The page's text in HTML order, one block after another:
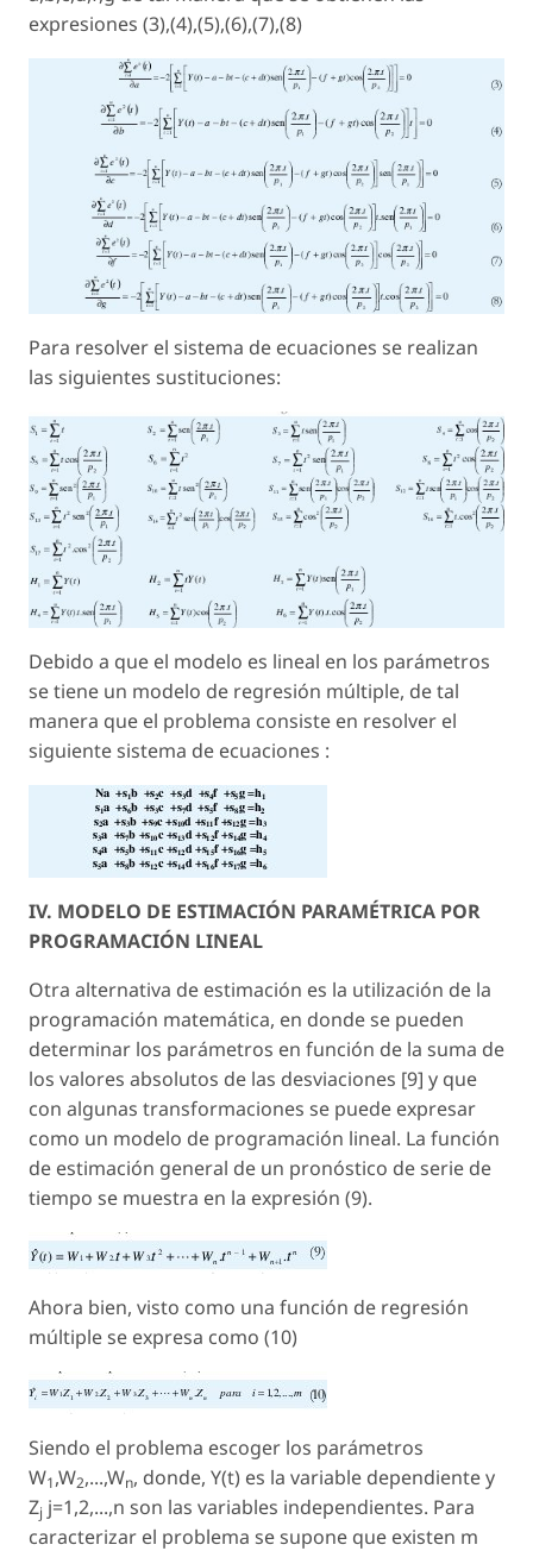
expresiones (3),(4),(5),(6),(7),(8)
Para resolver el sistema de ecuaciones se realizan
las siguientes sustituciones:
Debido a que el modelo es lineal en los parámetros
se tiene un modelo de regresión múltiple, de tal
manera que el problema consiste en resolver el
siguiente sistema de ecuaciones :
IV. MODELO DE ESTIMACIÓN PARAMÉTRICA POR
PROGRAMACIÓN LINEAL
Otra alternativa de estimación es la utilización de la
programación matemática, en donde se pueden
determinar los parámetros en función de la suma de
los valores absolutos de las desviaciones [9] y que
con algunas transformaciones se puede expresar
como un modelo de programación lineal. La función
de estimación general de un pronóstico de serie de
tiempo se muestra en la expresión (9).
Ahora bien, visto como una función de regresión
múltiple se expresa como (10)
Siendo el problema escoger los parámetros
W1,W2,...,Wn, donde, Y(t) es la variable dependiente y
Zj j=1,2,...,n son las variables independientes. Para
caracterizar el problema se supone que existen m